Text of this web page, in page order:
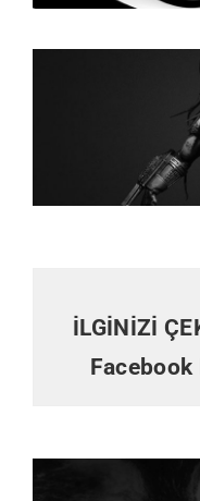
İLGİNİZİ
Facebook